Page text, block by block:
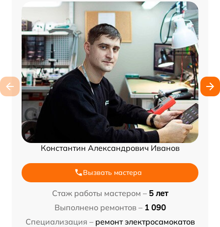
Константин Александрович Иванов
Вызвать мастера
Стаж работы мастером – 5 лет
Выполнено ремонтов – 1 090
Специализация – ремонт электросамокатов